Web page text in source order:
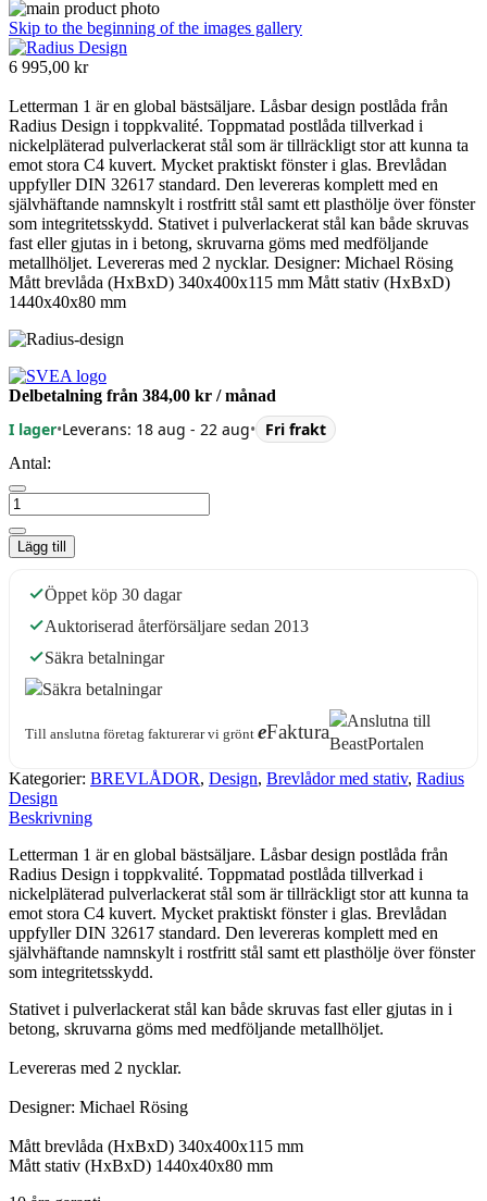
Skip to the beginning of the images gallery
6 995,00 kr
Letterman 1 är en global bästsäljare. Låsbar design postlåda från
Radius Design i toppkvalité. Toppmatad postlåda tillverkad i
nickelpläterad pulverlackerat stål som är tillräckligt stor att kunna ta
emot stora C4 kuvert. Mycket praktiskt fönster i glas. Brevlådan
uppfyller DIN 32617 standard. Den levereras komplett med en
självhäftande namnskylt i rostfritt stål samt ett plasthölje över fönster
som integritetsskydd. Stativet i pulverlackerat stål kan både skruvas
fast eller gjutas in i betong, skruvarna göms med medföljande
metallhöljet. Levereras med 2 nycklar. Designer: Michael Rösing
Mått brevlåda (HxBxD) 340x400x115 mm Mått stativ (HxBxD)
1440x40x80 mm
Delbetalning från 384,00 kr / månad
I lager•Leverans: 18 aug - 22 aug• Fri frakt
Antal:
Lägg till
Öppet köp 30 dagar
Auktoriserad återförsäljare sedan 2013
Säkra betalningar
Till anslutna företag fakturerar vi grönt eFaktura
Kategorier: BREVLÅDOR, Design, Brevlådor med stativ, Radius
Design
Beskrivning
Letterman 1 är en global bästsäljare. Låsbar design postlåda från
Radius Design i toppkvalité. Toppmatad postlåda tillverkad i
nickelpläterad pulverlackerat stål som är tillräckligt stor att kunna ta
emot stora C4 kuvert. Mycket praktiskt fönster i glas. Brevlådan
uppfyller DIN 32617 standard. Den levereras komplett med en
självhäftande namnskylt i rostfritt stål samt ett plasthölje över fönster
som integritetsskydd.
Stativet i pulverlackerat stål kan både skruvas fast eller gjutas in i
betong, skruvarna göms med medföljande metallhöljet.
Levereras med 2 nycklar.
Designer: Michael Rösing
Mått brevlåda (HxBxD) 340x400x115 mm
Mått stativ (HxBxD) 1440x40x80 mm